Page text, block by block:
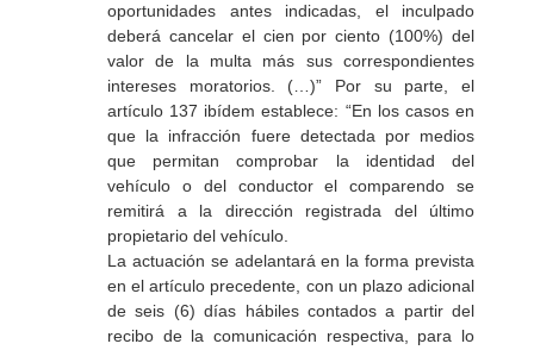
oportunidades antes indicadas, el inculpado
deberá cancelar el cien por ciento (100%) del
valor de la multa más sus correspondientes
intereses moratorios. (…)” Por su parte, el
artículo 137 ibídem establece: “En los casos en
que la infracción fuere detectada por medios
que permitan comprobar la identidad del
vehículo o del conductor el comparendo se
remitirá a la dirección registrada del último
propietario del vehículo.
La actuación se adelantará en la forma prevista
en el artículo precedente, con un plazo adicional
de seis (6) días hábiles contados a partir del
recibo de la comunicación respectiva, para lo